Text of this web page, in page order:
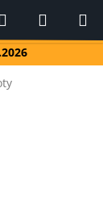
Hledat
KOŠÍK